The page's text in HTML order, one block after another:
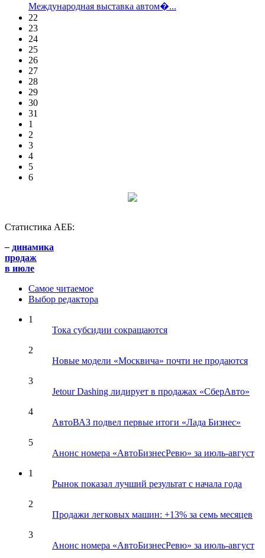
Международная выставка автом�...
22
23
24
25
26
27
28
29
30
31
1
2
3
4
5
6
Статистика АЕБ:
– динамика
продаж
в июле
Самое читаемое
Выбор редактора
1
Тока субсидии сокращаются
2
Новые модели «Москвича» почти не продаются
3
Jetour Dashing лидирует в продажах «СберАвто»
4
АвтоВАЗ подвел первые итоги «Лада Бизнес»
5
Анонс номера «АвтоБизнесРевю» за июль-август
1
Рынок показал лучший результат с начала года
2
Продажи легковых машин: +13% за семь месяцев
3
Анонс номера «АвтоБизнесРевю» за июль-август